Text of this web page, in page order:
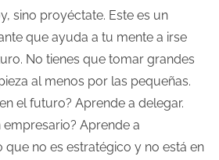
sino proyéctate. Este es un
que ayuda a tu mente a irse
No tienes que tomar grandes
al menos por las pequeñas.
el futuro? Aprende a delegar.
empresario? Aprende a
no es estratégico y no está en